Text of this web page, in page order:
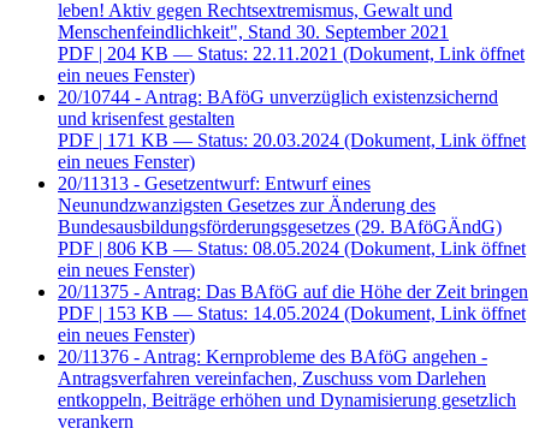
leben! Aktiv gegen Rechtsextremismus, Gewalt und
Menschenfeindlichkeit", Stand 30. September 2021
PDF | 204 KB — Status: 22.11.2021 (Dokument, Link öffnet
ein neues Fenster)
20/10744 - Antrag: BAföG unverzüglich existenzsichernd
und krisenfest gestalten
PDF | 171 KB — Status: 20.03.2024 (Dokument, Link öffnet
ein neues Fenster)
20/11313 - Gesetzentwurf: Entwurf eines
Neunundzwanzigsten Gesetzes zur Änderung des
Bundesausbildungsförderungsgesetzes (29. BAföGÄndG)
PDF | 806 KB — Status: 08.05.2024 (Dokument, Link öffnet
ein neues Fenster)
20/11375 - Antrag: Das BAföG auf die Höhe der Zeit bringen
PDF | 153 KB — Status: 14.05.2024 (Dokument, Link öffnet
ein neues Fenster)
20/11376 - Antrag: Kernprobleme des BAföG angehen -
Antragsverfahren vereinfachen, Zuschuss vom Darlehen
entkoppeln, Beiträge erhöhen und Dynamisierung gesetzlich
verankern